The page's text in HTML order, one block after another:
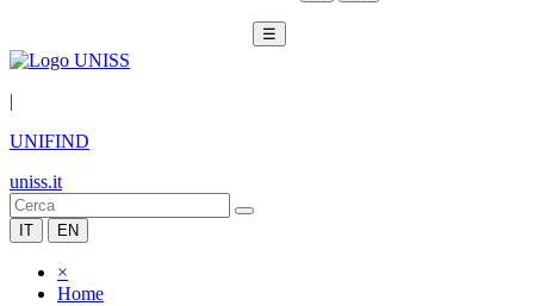
☰
|
UNIFIND
uniss.it
IT EN
×
Home